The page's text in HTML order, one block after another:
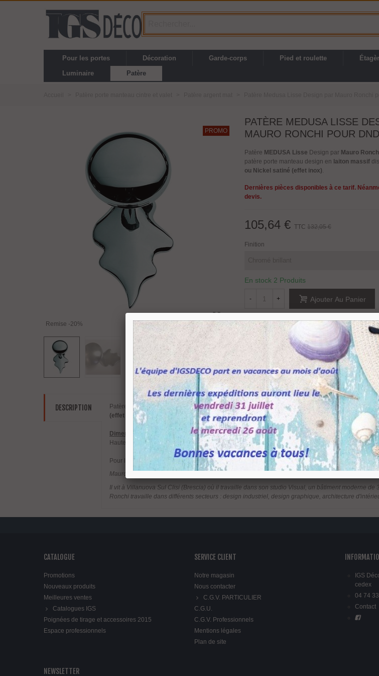
Pour les portes Décoration Garde-corps Pied et roulette
Luminaire
Patère
PROMO
Remise -20%
PATÈRE MEDUSA LISSE
MAURO RONCHI POUR
Patère MEDUSA Lisse Design par Mauro
patère porte manteau design en laiton massif
ou Nickel satiné (effet inox).
Dernières pièces disponibles à ce tarif.
devis.
105,64 € TTC 132,05 €
Finition
En stock 2 Produits
- + Ajouter Au Panier
Référence: ME100OC
Ajouter À La Liste De Souhaits
DESCRIPTION Patère MEDUSA Lisse Design parMauro Ronchipourdnd Martinelli . Il s'agit là d'une patère
(effet inox).
Dimensions
:
Hauteur 148 mm, largeur 75 mm, épaisseur 70 mm.
Pour la fixation de ce produit la visserie est fournie.
Mauro Ronchi - Studio Visual
Il vit à Villanuova Sul Clisi (Brescia) où il travaille dans son studio Visual, un bâtiment moderne
Ronchi travaille dans différents secteurs : design industriel, design graphique, architecture
CATALOGUE
Promotions
Nouveaux produits
Meilleures ventes
Catalogues IGS
Poignées de tirage et accessoires 2015
Espace professionnels
SERVICE CLIENT
Notre magasin
Nous contacter
C.G.V. PARTICULIER
C.G.U.
C.G.V. Professionnels
Mentions légales
Plan de site
IGS
cedex
04 74
Contact
NEWSLETTER